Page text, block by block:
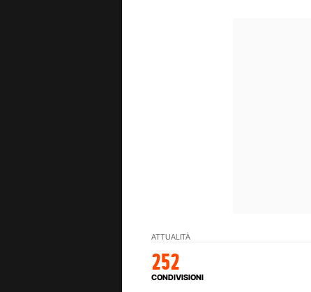
ATTUALITÀ
252
CONDIVISIONI